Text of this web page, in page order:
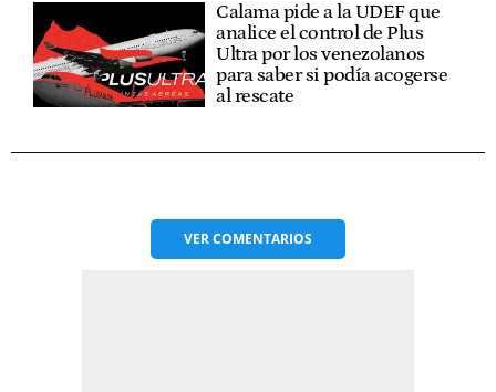
Calama pide a la UDEF que
analice el control de Plus
Ultra por los venezolanos
para saber si podía acogerse
al rescate
VERCOMENTARIOS